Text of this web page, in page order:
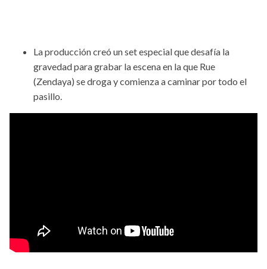
La producción creó un set especial que desafía la
gravedad para grabar la escena en la que Rue
(Zendaya) se droga y comienza a caminar por todo el
pasillo.